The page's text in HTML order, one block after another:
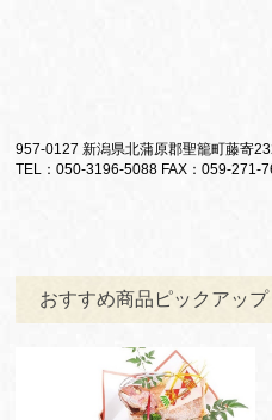
957-0127 新潟県北蒲原郡聖籠町藤寄
TEL：050-3196-5088 FAX：059-271-
おすすめ商品ピックアップ